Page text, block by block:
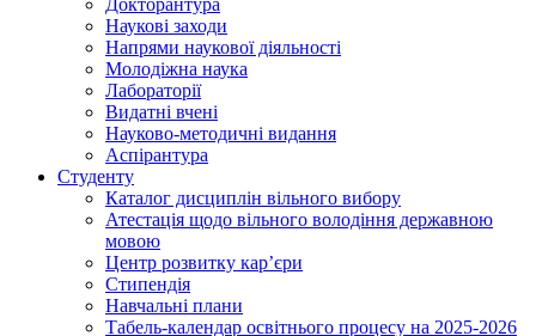
Наукові заходи
Напрями наукової діяльності
Молодіжна наука
Лабораторії
Видатні вчені
Науково-методичні видання
Аспірантура
Студенту
Каталог дисциплін вільного вибору
Атестація щодо вільного володіння державною
мовою
Центр розвитку кар’єри
Стипендія
Навчальні плани
Табель-календар освітнього процесу на 2025-2026